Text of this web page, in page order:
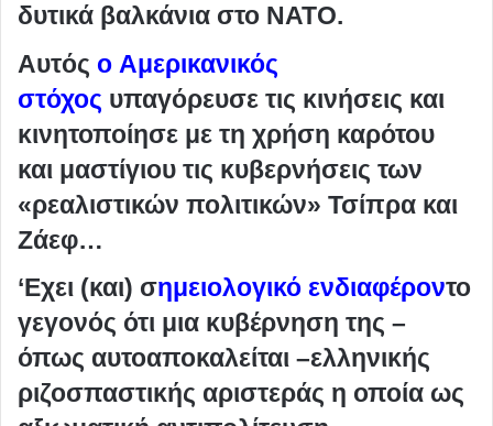
δυτικά βαλκάνια στο ΝΑΤΟ.
Αυτός ο Αμερικανικός
στόχος υπαγόρευσε τις κινήσεις και
κινητοποίησε με τη χρήση καρότου
και μαστίγιου τις κυβερνήσεις των
«ρεαλιστικών πολιτικών» Τσίπρα και
Ζάεφ…
‘Εχει (και) σημειολογικό ενδιαφέροντο
γεγονός ότι μια κυβέρνηση της –
όπως αυτοαποκαλείται –ελληνικής
ριζοσπαστικής αριστεράς η οποία ως